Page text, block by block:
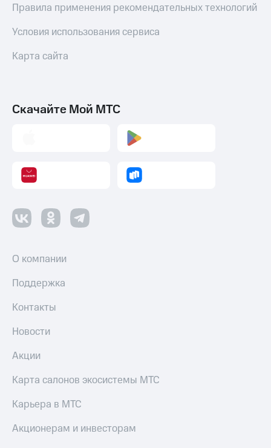
Правила применения рекомендательных технологий
Условия использования сервиса
Карта сайта
Скачайте Мой МТС
О компании
Поддержка
Контакты
Новости
Акции
Карта салонов экосистемы МТС
Карьера в МТС
Акционерам и инвесторам